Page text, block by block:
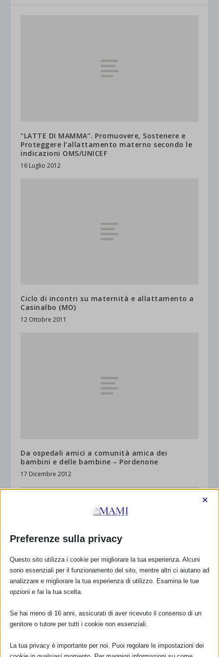
“LATTE DI MAMMA”. Promuovere, Sostenere e
Proteggere l’allattamento materno secondo le
indicazioni OMS/UNICEF
16 Luglio 2012
Ciclo di incontri su maternità e allattamento a
Casinalbo (MO)
12 Ottobre 2011
Da ospedali amici a comunità amica dei
bambini e delle bambine – Pordenone
17 Dicembre 2012
MITO E REALTÀ. Chi sostiene le madri a
calibrare”
Preferenze sulla privacy
×
Questo sito utilizza i cookie per migliorare la tua esperienza. Alcuni
sono essenziali per il funzionamento del sito, mentre altri ci aiutano ad
analizzare e migliorare la tua esperienza di utilizzo. Esamina le tue
opzioni e fai la tua scelta.
Se hai meno di 16 anni, assicurati di aver ricevuto il consenso di un
genitore o tutore per tutti i cookie non essenziali.
La tua privacy è importante per noi. Puoi regolare le impostazioni dei